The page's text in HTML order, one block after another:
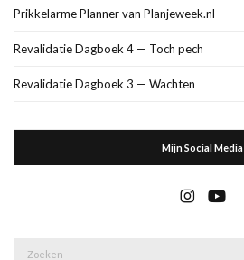
Prikkelarme Planner van Planjeweek.nl
Revalidatie Dagboek 4 — Toch pech
Revalidatie Dagboek 3 — Wachten
Mijn Social Media